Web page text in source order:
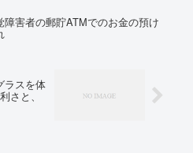
障害者の郵貯ATMでのお金の預け
ラスを体
さと、